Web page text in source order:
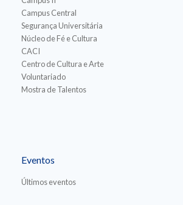
Campus Central
Segurança Universitária
Núcleo de Fé e Cultura
CACI
Centro de Cultura e Arte
Voluntariado
Mostra de Talentos
Eventos
Últimos eventos